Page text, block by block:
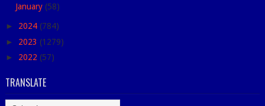
January (58)
► 2024 (784)
► 2023 (1279)
► 2022 (57)
TRANSLATE